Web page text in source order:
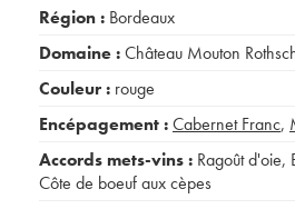
Région : Bordeaux
Domaine :Château Mouton
Couleur : rouge
Encépagement :Cabernet Franc,
Accords mets-vins : Ragoût d'oie,
Côte de boeuf aux cèpes